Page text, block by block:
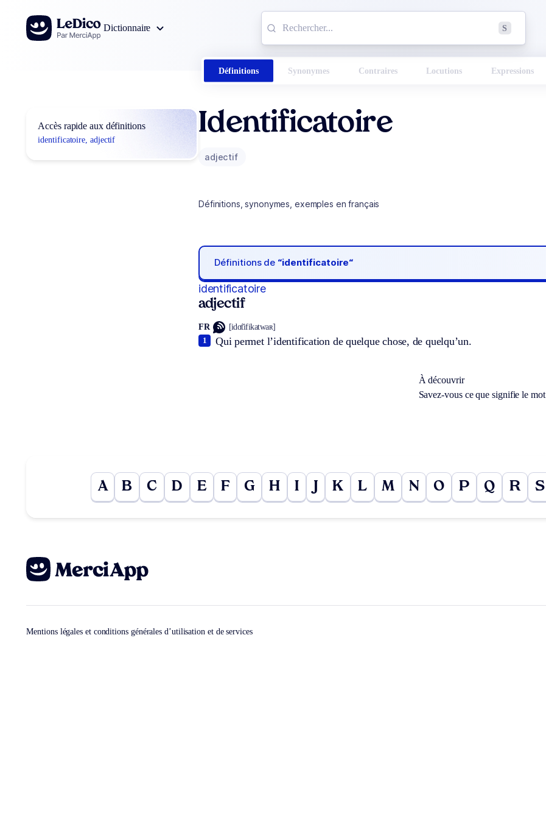
Aller au contenu
Dictionnaire
S
Définitions Synonymes Contraires Locutions Expressions
Accès rapide aux définitions
identificatoire, adjectif
Identificatoire
adjectif
Définitions, synonymes, exemples en français
Définitions de “identificatoire“
identificatoire
adjectif
FR [idɑ̃tifikatwaʀ]
Qui permet l’identification de quelque chose, de quelqu’un.
1
À découvrir
Savez-vous ce que signifie le mot
A B C D E F G H I K L M N O P Q R S
Mentions légales et conditions générales d’utilisation et de services